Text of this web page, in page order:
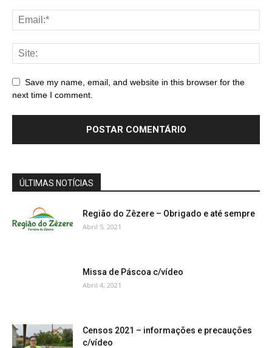
Save my name, email, and website in this browser for the
next time I comment.
ÚLTIMAS NOTÍCIAS
Região do Zêzere – Obrigado e até sempre
Abril 5, 2021
Missa de Páscoa c/vídeo
Abril 4, 2021
Censos 2021 – informações e precauções
c/vídeo